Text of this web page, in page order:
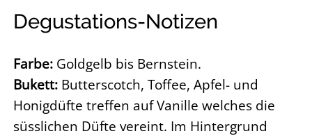
Degustations-Notizen
Farbe: Goldgelb bis Bernstein.
Bukett: Butterscotch, Toffee, Apfel- und
Honigdüfte treffen auf Vanille welches die
süsslichen Düfte vereint. Im Hintergrund